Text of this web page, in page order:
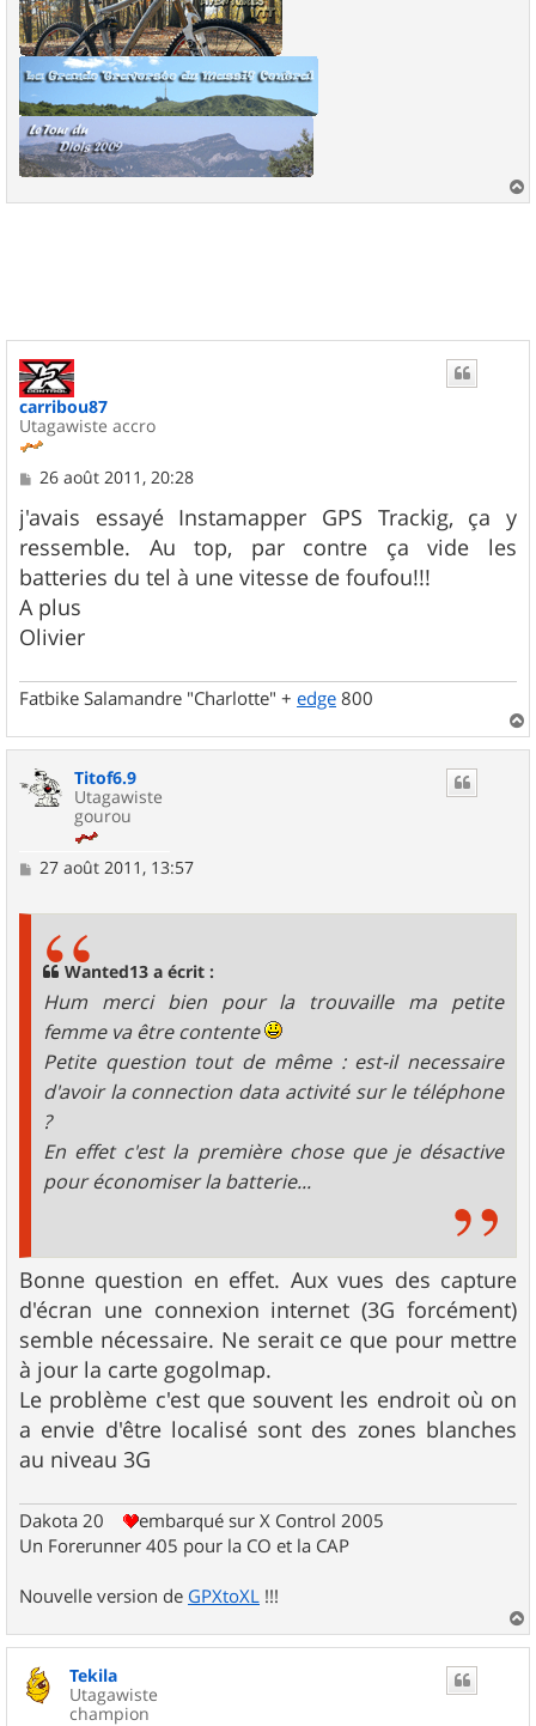
a
carribou87
Utagawiste accro
M
s
s
a
g
e
26 août 2011, 20:28
j'avais essayé Instamapper GPS Trackig, ça y
ressemble. Au top, par contre ça vide les
batteries du tel à une vitesse de foufou!!!
A plus
Olivier
Fatbike Salamandre "Charlotte" + edge 800
a
Titof6.9
Utagawiste
gourou
M
27 août 2011, 13:57
Wanted13 a écrit :
Hum merci bien pour la trouvaille ma petite
femme va être contente
Petite question tout de même : est-il necessaire
d'avoir la connection data activité sur le téléphone
?
En effet c'est la première chose que je désactive
pour économiser la batterie...
Bonne question en effet. Aux vues des capture
d'écran une connexion internet (3G forcément)
semble nécessaire. Ne serait ce que pour mettre
à jour la carte gogolmap.
Le problème c'est que souvent les endroit où on
a envie d'être localisé sont des zones blanches
au niveau 3G
Dakota 20
embarqué sur X Control 2005
Un Forerunner 405 pour la CO et la CAP
Nouvelle version de GPXtoXL !!!
a
Tekila
Utagawiste
champion